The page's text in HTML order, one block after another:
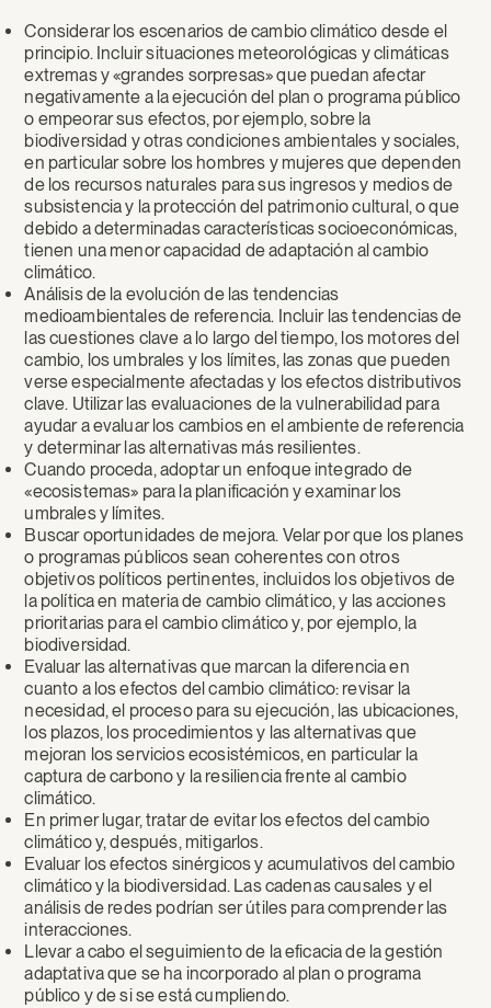
Considerar los escenarios de cambio climático desde el
principio. Incluir situaciones meteorológicas y climáticas
extremas y «grandes sorpresas» que puedan afectar
negativamente a la ejecución del plan o programa público
o empeorar sus efectos, por ejemplo, sobre la
biodiversidad y otras condiciones ambientales y sociales,
en particular sobre los hombres y mujeres que dependen
de los recursos naturales para sus ingresos y medios de
subsistencia y la protección del patrimonio cultural, o que
debido a determinadas características socioeconómicas,
tienen una menor capacidad de adaptación al cambio
climático.
Análisis de la evolución de las tendencias
medioambientales de referencia. Incluir las tendencias de
las cuestiones clave a lo largo del tiempo, los motores del
cambio, los umbrales y los límites, las zonas que pueden
verse especialmente afectadas y los efectos distributivos
clave. Utilizar las evaluaciones de la vulnerabilidad para
ayudar a evaluar los cambios en el ambiente de referencia
y determinar las alternativas más resilientes.
Cuando proceda, adoptar un enfoque integrado de
«ecosistemas» para la planificación y examinar los
umbrales y límites.
Buscar oportunidades de mejora. Velar por que los planes
o programas públicos sean coherentes con otros
objetivos políticos pertinentes, incluidos los objetivos de
la política en materia de cambio climático, y las acciones
prioritarias para el cambio climático y, por ejemplo, la
biodiversidad.
Evaluar las alternativas que marcan la diferencia en
cuanto a los efectos del cambio climático: revisar la
necesidad, el proceso para su ejecución, las ubicaciones,
los plazos, los procedimientos y las alternativas que
mejoran los servicios ecosistémicos, en particular la
captura de carbono y la resiliencia frente al cambio
climático.
En primer lugar, tratar de evitar los efectos del cambio
climático y, después, mitigarlos.
Evaluar los efectos sinérgicos y acumulativos del cambio
climático y la biodiversidad. Las cadenas causales y el
análisis de redes podrían ser útiles para comprender las
interacciones.
Llevar a cabo el seguimiento de la eficacia de la gestión
adaptativa que se ha incorporado al plan o programa
público y de si se está cumpliendo.